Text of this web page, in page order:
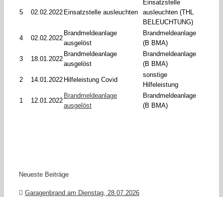
5 02.02.2022 Einsatzstelle ausleuchten
Einsatzstelle
ausleuchten (THL
BELEUCHTUNG)
4 02.02.2022
Brandmeldeanlage
ausgelöst
Brandmeldeanlage
(B BMA)
3 18.01.2022
Brandmeldeanlage
ausgelöst
Brandmeldeanlage
(B BMA)
2 14.01.2022 Hilfeleistung Covid
sonstige
Hilfeleistung
1 12.01.2022
Brandmeldeanlage
ausgelöst
Brandmeldeanlage
(B BMA)
Neueste Beiträge
Garagenbrand am Dienstag, 28.07.2026